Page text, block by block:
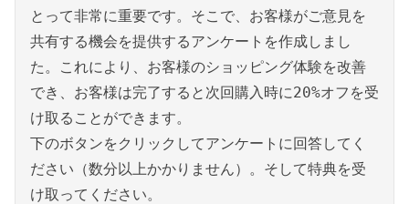
とって非常に重要です。そこで、お客様がご意見を
共有する機会を提供するアンケートを作成しまし
た。これにより、お客様のショッピング体験を改善
でき、お客様は完了すると次回購入時に20%オフを受
け取ることができます。
下のボタンをクリックしてアンケートに回答してく
ださい（数分以上かかりません）。そして特典を受
け取ってください。